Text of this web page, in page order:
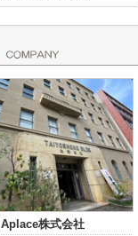
Aplace株式会社